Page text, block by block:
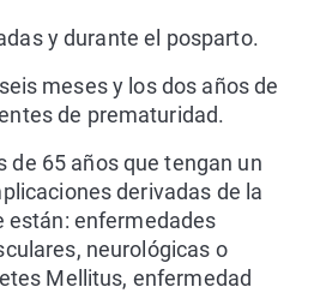
y durante el posparto.
meses y los dos años de
de prematuridad.
de 65 años que tengan un
derivadas de la
están: enfermedades
neurológicas o
Mellitus, enfermedad